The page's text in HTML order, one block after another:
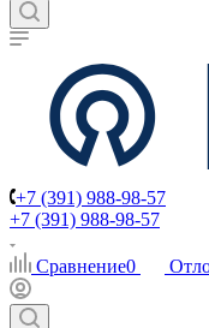
+7 (391) 988-98-57
+7 (391) 988-98-57
Сравнение0